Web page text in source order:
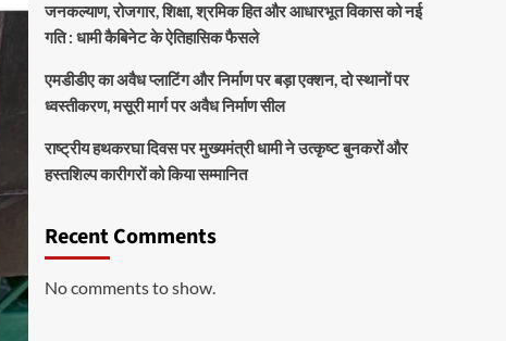
जनकल्याण, रोजगार, शिक्षा, श्रमिक हित और आधारभूत विकास को नई
गति : धामी कैबिनेट के ऐतिहासिक फैसले
एमडीडीए का अवैध प्लाटिंग और निर्माण पर बड़ा एक्शन, दो स्थानों पर
ध्वस्तीकरण, मसूरी मार्ग पर अवैध निर्माण सील
राष्ट्रीय हथकरघा दिवस पर मुख्यमंत्री धामी ने उत्कृष्ट बुनकरों और
हस्तशिल्प कारीगरों को किया सम्मानित
Recent Comments
No comments to show.